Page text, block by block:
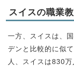
スイスの職業
一方、スイスは、
デンと比較的に似
人、スイスは830